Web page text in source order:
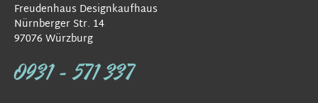
Freudenhaus Designkaufhaus
Nürnberger Str. 14
97076 Würzburg
0931 - 571 337